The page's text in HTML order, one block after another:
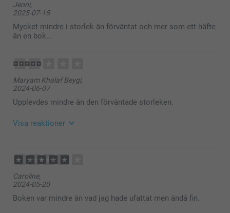
Jenni,
2025-07-15
Mycket mindre i storlek än förväntat och mer som ett häfte
än en bok…
Maryam Khalaf Beygi,
2024-06-07
Upplevdes mindre än den förväntade storleken.
Visa reaktioner
13:51
Stort tack för ditt omdöme, all feedback är alltid
välkommen och viktig!
Vi önskar dig en fin dag!
Caroline,
2024-05-20
Boken var mindre än vad jag hade ufattat men ändå fin.